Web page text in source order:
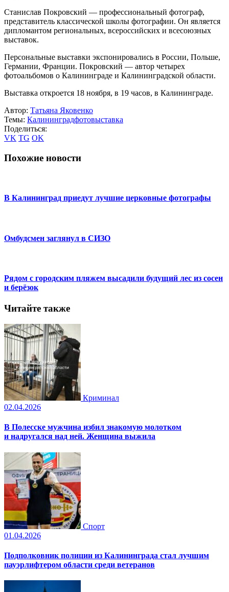
Станислав Покровский — профессиональный фотограф,
представитель классической школы фотографии. Он является
дипломантом региональных, всероссийских и всесоюзных
выставок.
Персональные выставки экспонировались в России, Польше,
Германии, Франции. Покровский — автор четырех
фотоальбомов о Калининграде и Калининградской области.
Выставка откроется 18 ноября, в 19 часов, в Калининграде.
Автор: Татьяна Яковенко
Темы: Калининградфотовыставка
Поделиться:
VK TG OK
Похожие новости
В Калининград приедут лучшие церковные фотографы
Омбудсмен заглянул в СИЗО
Рядом с городским пляжем высадили будущий лес из сосен
и берёзок
Читайте также
Криминал
02.04.2026
В Полесске мужчина избил знакомую молотком
и надругался над ней. Женщина выжила
Спорт
01.04.2026
Подполковник полиции из Калининграда стал лучшим
пауэрлифтером области среди ветеранов